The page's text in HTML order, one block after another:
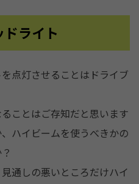
ライト
点灯させることはドライブ
ことはご存知だと思います
ハイビームを使うべきかの
通しの悪いところだけハイ